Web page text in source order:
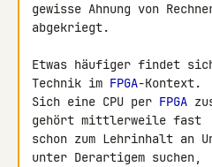
gewisse Ahnung von
abgekriegt.
Etwas häufiger findet
Technik im FPGA-Kontext.
Sich eine CPU per FPGA
gehört mittlerweile fast
schon zum Lehrinhalt an
unter Derartigem suchen,